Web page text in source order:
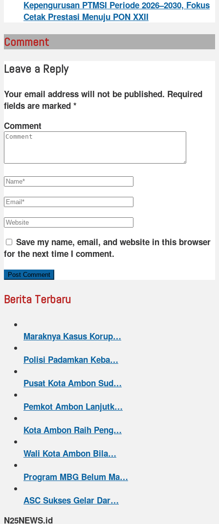
Kepengurusan PTMSI Periode 2026–2030, Fokus
Cetak Prestasi Menuju PON XXII
Comment
Leave a Reply
Your email address will not be published. Required
fields are marked *
Comment
Save my name, email, and website in this browser
for the next time I comment.
Berita Terbaru
Maraknya Kasus Korup…
Polisi Padamkan Keba…
Pusat Kota Ambon Sud…
Pemkot Ambon Lanjutk…
Kota Ambon Raih Peng…
Wali Kota Ambon Bila…
Program MBG Belum Ma…
ASC Sukses Gelar Dar…
N25NEWS.id